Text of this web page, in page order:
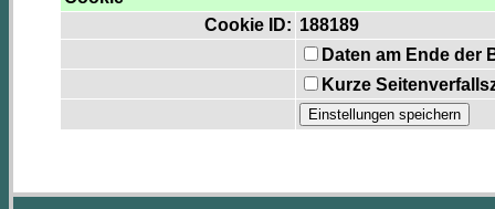
Cookie ID: 188189
Daten am Ende der
Kurze